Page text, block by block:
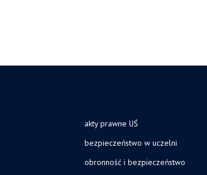
akty prawne UŚ
bezpieczeństwo w uczelni
obronność i bezpieczeństwo